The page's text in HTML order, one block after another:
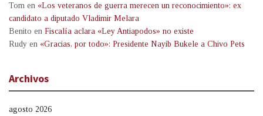
Tom en «Los veteranos de guerra merecen un reconocimiento»: ex
candidato a diputado Vladimir Melara
Benito en Fiscalía aclara «Ley Antiapodos» no existe
Rudy en «Gracias, por todo»: Presidente Nayib Bukele a Chivo Pets
Archivos
agosto 2026